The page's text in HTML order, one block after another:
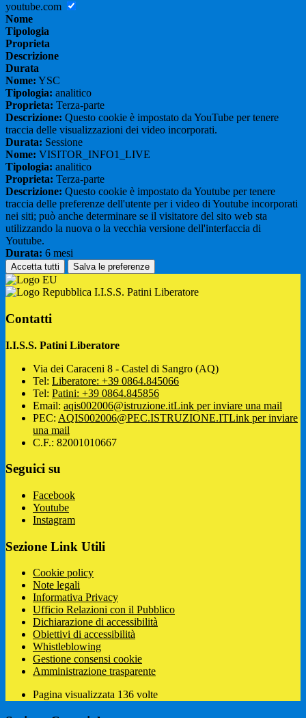
youtube.com
Nome
Tipologia
Proprieta
Descrizione
Durata
Nome: YSC
Tipologia: analitico
Proprieta: Terza-parte
Descrizione: Questo cookie è impostato da YouTube per tenere
traccia delle visualizzazioni dei video incorporati.
Durata: Sessione
Nome: VISITOR_INFO1_LIVE
Tipologia: analitico
Proprieta: Terza-parte
Descrizione: Questo cookie è impostato da Youtube per tenere
traccia delle preferenze dell'utente per i video di Youtube incorporati
nei siti; può anche determinare se il visitatore del sito web sta
utilizzando la nuova o la vecchia versione dell'interfaccia di
Youtube.
Durata: 6 mesi
Accetta tutti Salva le preferenze
I.I.S.S. Patini Liberatore
Contatti
I.I.S.S. Patini Liberatore
Via dei Caraceni 8 - Castel di Sangro (AQ)
Tel: Liberatore: +39 0864.845066
Tel: Patini: +39 0864.845856
Email: aqis002006@istruzione.itLink per inviare una mail
PEC: AQIS002006@PEC.ISTRUZIONE.ITLink per inviare
una mail
C.F.: 82001010667
Seguici su
Facebook
Youtube
Instagram
Sezione Link Utili
Cookie policy
Note legali
Informativa Privacy
Ufficio Relazioni con il Pubblico
Dichiarazione di accessibilità
Obiettivi di accessibilità
Whistleblowing
Gestione consensi cookie
Amministrazione trasparente
Pagina visualizzata 136 volte